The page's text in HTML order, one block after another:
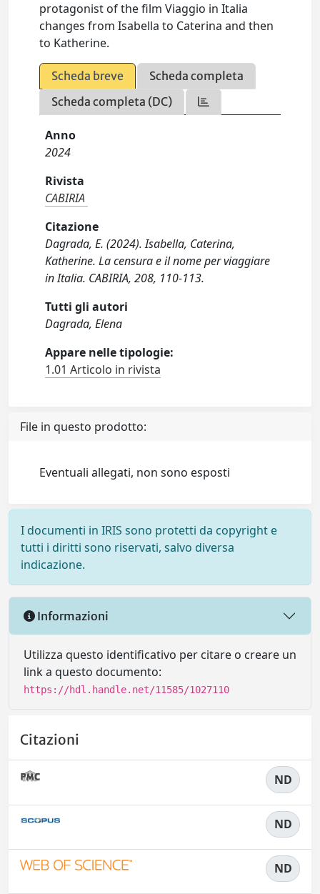
protagonist of the film Viaggio in Italia
changes from Isabella to Caterina and then
to Katherine.
Scheda breve
Scheda completa
Scheda completa (DC)
Anno
2024
Rivista
CABIRIA
Citazione
Dagrada, E. (2024). Isabella, Caterina,
Katherine. La censura e il nome per viaggiare
in Italia. CABIRIA, 208, 110-113.
Tutti gli autori
Dagrada, Elena
Appare nelle tipologie:
1.01 Articolo in rivista
File in questo prodotto:
Eventuali allegati, non sono esposti
I documenti in IRIS sono protetti da copyright e
tutti i diritti sono riservati, salvo diversa
indicazione.
Informazioni
Utilizza questo identificativo per citare o creare un
link a questo documento:
https://hdl.handle.net/11585/1027110
Citazioni
ND
ND
ND